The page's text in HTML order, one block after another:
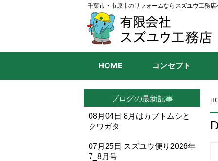
千葉市・市原市のリフォームならスズユウ工務店
HOME コンセプト
ブログの最新記事
08月04日 8月はカブトムシと
クワガタ
07月25日 スズユウ便り2026年
7_8月号